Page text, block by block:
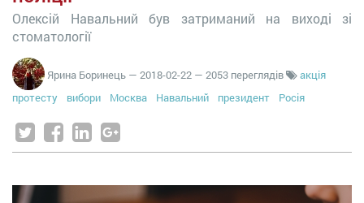
Олексій Навальний був затриманий на виході зі
стоматології
Ярина Боринець — 2018-02-22 — 2053 переглядів
акція
протесту
вибори Москва Навальний президент Росія